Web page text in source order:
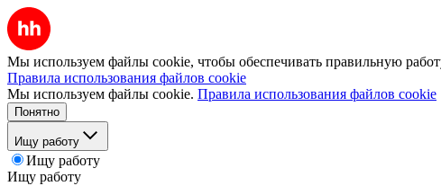
Мы используем файлы cookie, чтобы обеспечивать правильную
Правила использования файлов cookie
Мы используем файлы cookie. Правила использования файлов cookie
Понятно
Ищу работу
Ищу работу
Ищу работу